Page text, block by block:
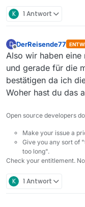
K 1 Antwort
D
Offline
DerReisende77
Also wir haben
und gerade für die
bestätigen da ich
Woher hast du das
Open source developers
Make your issue a
Give you any sort of
too long".
Check your entitlement.
K 1 Antwort